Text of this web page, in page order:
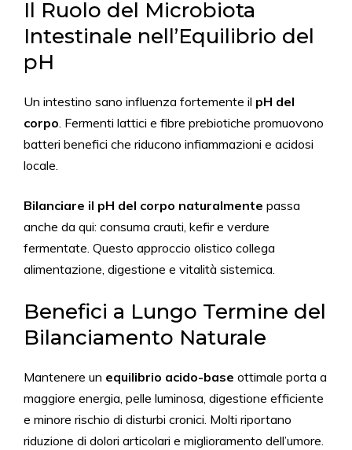
Il Ruolo del Microbiota
Intestinale nell’Equilibrio del
pH
Un intestino sano influenza fortemente il pH del
corpo. Fermenti lattici e fibre prebiotiche promuovono
batteri benefici che riducono infiammazioni e acidosi
locale.
Bilanciare il pH del corpo naturalmente passa
anche da qui: consuma crauti, kefir e verdure
fermentate. Questo approccio olistico collega
alimentazione, digestione e vitalità sistemica.
Benefici a Lungo Termine del
Bilanciamento Naturale
Mantenere un equilibrio acido-base ottimale porta a
maggiore energia, pelle luminosa, digestione efficiente
e minore rischio di disturbi cronici. Molti riportano
riduzione di dolori articolari e miglioramento dell’umore.